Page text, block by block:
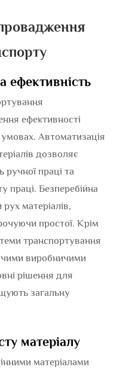
ефективність
ефективності
Автоматизація
дозволяє
ручної праці та
праці. Безперебійна
матеріалів,
простої. Крім
транспортування
виробничими
рішення для
загальну
матеріалу
матеріалами